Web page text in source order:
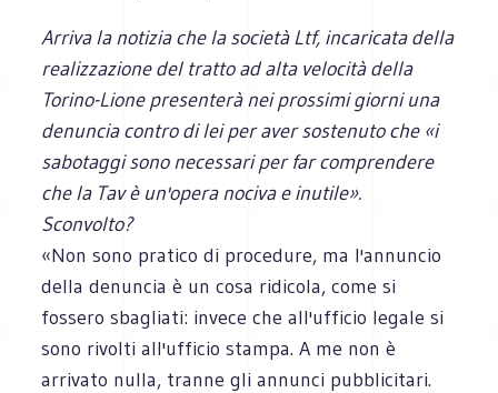
Arriva la notizia che la società Ltf, incaricata della
realizzazione del tratto ad alta velocità della
Torino-Lione presenterà nei prossimi giorni una
denuncia contro di lei per aver sostenuto che «i
sabotaggi sono necessari per far comprendere
che la Tav è un'opera nociva e inutile».
Sconvolto?
«Non sono pratico di procedure, ma l'annuncio
della denuncia è un cosa ridicola, come si
fossero sbagliati: invece che all'ufficio legale si
sono rivolti all'ufficio stampa. A me non è
arrivato nulla, tranne gli annunci pubblicitari.